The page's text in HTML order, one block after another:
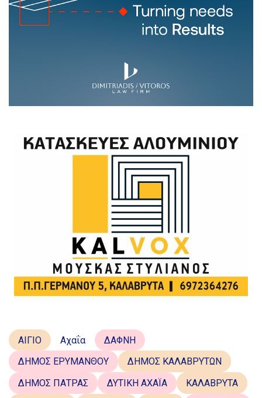
ΑΙΓΙΟ Αχαΐα
ΔΑΦΝΗ
ΔΗΜΟΣ ΕΡΥΜΑΝΘΟΥ
ΔΗΜΟΣ ΚΑΛΑΒΡΥΤΩΝ
ΔΗΜΟΣ ΠΑΤΡΑΣ
ΔΥΤΙΚΗ ΑΧΑΪΑ
ΚΑΛΑΒΡΥΤΑ